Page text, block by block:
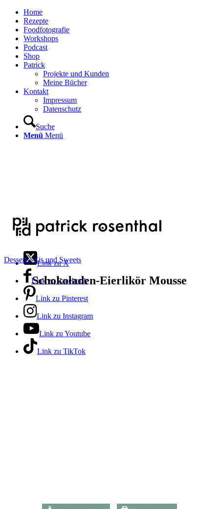
Home
Rezepte
Foodfotografie
Workshops
Podcast
Shop
Patrick
Projekte und Kunden
Meine Bücher
Kontakt
Impressum
Datenschutz
Suche
Menü Menü
Link zu X
Link zu Facebook
Link zu Pinterest
Link zu Instagram
Link zu Youtube
Link zu TikTok
Desserts, Eis und Sweets
Schokoladen-Eierlikör Mousse